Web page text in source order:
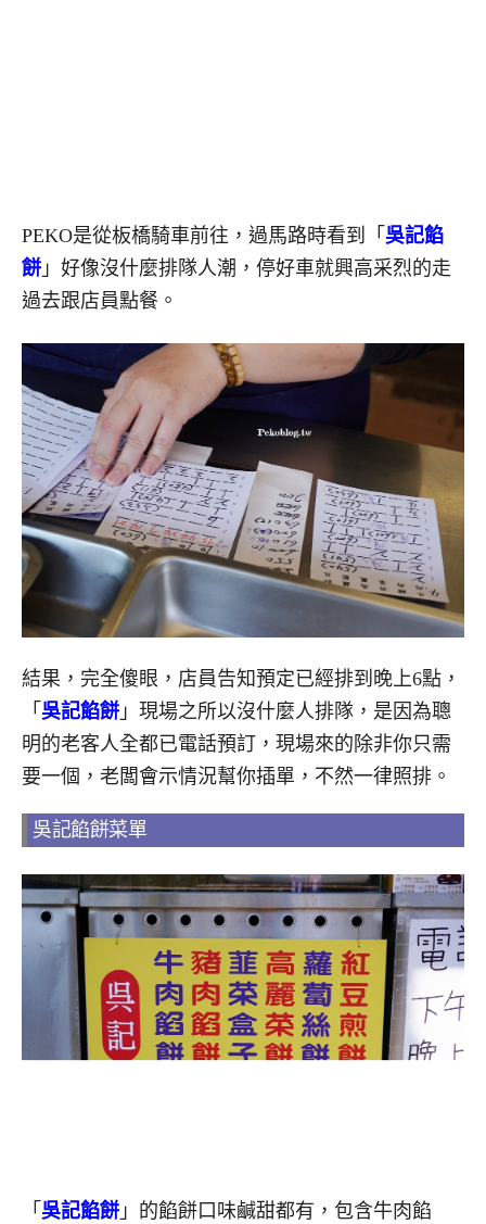
PEKO是從板橋騎車前往，過馬路時看到「 吳記餡
餅 」好像沒什麼排隊人潮，停好車就興高采烈的走
過去跟店員點餐。
結果，完全傻眼，店員告知預定已經排到晚上6點，
「 吳記餡餅 」現場之所以沒什麼人排隊，是因為聰
明的老客人全都已電話預訂，現場來的除非你只需
要一個，老闆會示情況幫你插單，不然一律照排。
吳記餡餅菜單
「 吳記餡餅 」的餡餅口味鹹甜都有，包含牛肉餡